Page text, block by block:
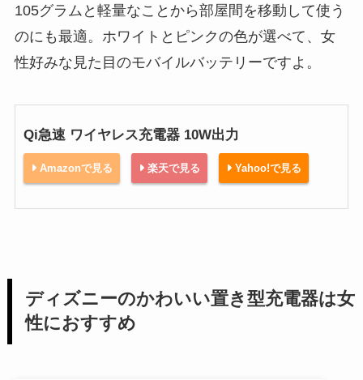
105グラムと軽量なことから部屋間を移動して使う
のにも最適。ホワイトとピンクの色が選べて、女
性好みな見た目のモバイルバッテリーですよ。
Qi急速 ワイヤレス充電器 10W出力
Amazonで見る 楽天で見る Yahoo!で見る
ディズニーのかわいい置き型充電器は女
性におすすめ